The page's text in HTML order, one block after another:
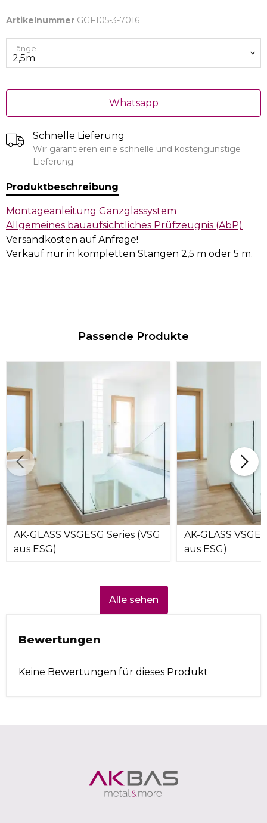
Artikelnummer GGF105-3-7016
Länge
Whatsapp
Schnelle Lieferung
Wir garantieren eine schnelle und kostengünstige
Lieferung.
Produktbeschreibung
Montageanleitung Ganzglassystem
Allgemeines bauaufsichtliches Prüfzeugnis (AbP)
Versandkosten auf Anfrage!
Verkauf nur in kompletten Stangen 2,5 m oder 5 m.
Passende Produkte
AK-GLASS VSGESG Series (VSG
aus ESG)
AK-GLASS
aus ESG)
Alle sehen
Bewertungen
Keine Bewertungen für dieses Produkt